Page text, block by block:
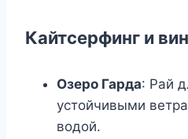
Кайтсерфинг и
Озеро Гарда: Рай
устойчивыми
водой.